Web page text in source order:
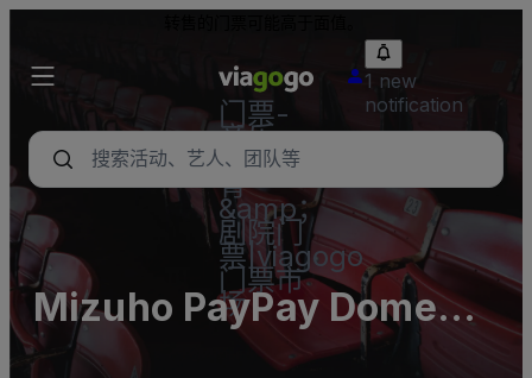
门票-
音乐
会，体
育
&amp；
剧院门
票|viagogo
门票市
场
1 new
notification
Mizuho PayPay Dome
(InActive)